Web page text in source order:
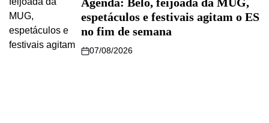
espetáculos e festivais agitam o ES
no fim de semana
07/08/2026